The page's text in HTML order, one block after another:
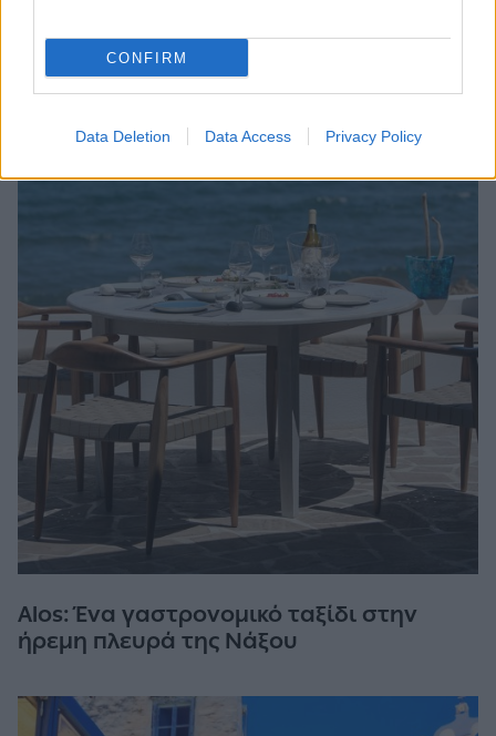
CONFIRM
Data Deletion Data Access Privacy Policy
Alos: Ένα γαστρονομικό ταξίδι στην
ήρεμη πλευρά της Νάξου